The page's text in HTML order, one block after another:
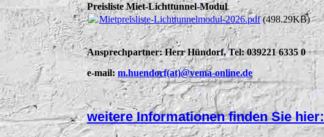
Preisliste Miet-Lichttunnel-Modul
Mietpreisliste-Lichttunnelmodul-2026.pdf(498.29KB)
Ansprechpartner: Herr Hündorf, Tel: 039221 6335 0
e-mail:m.huendorf(at)@vema-online.de
weitere Informationen finden Sie hier: